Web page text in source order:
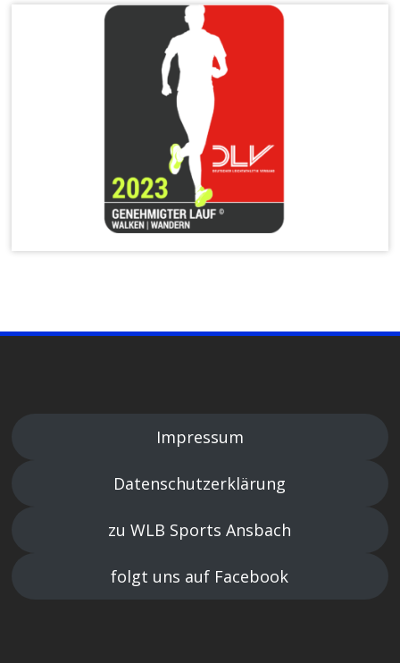
Impressum
Datenschutzerklärung
zu WLB Sports Ansbach
folgt uns auf Facebook